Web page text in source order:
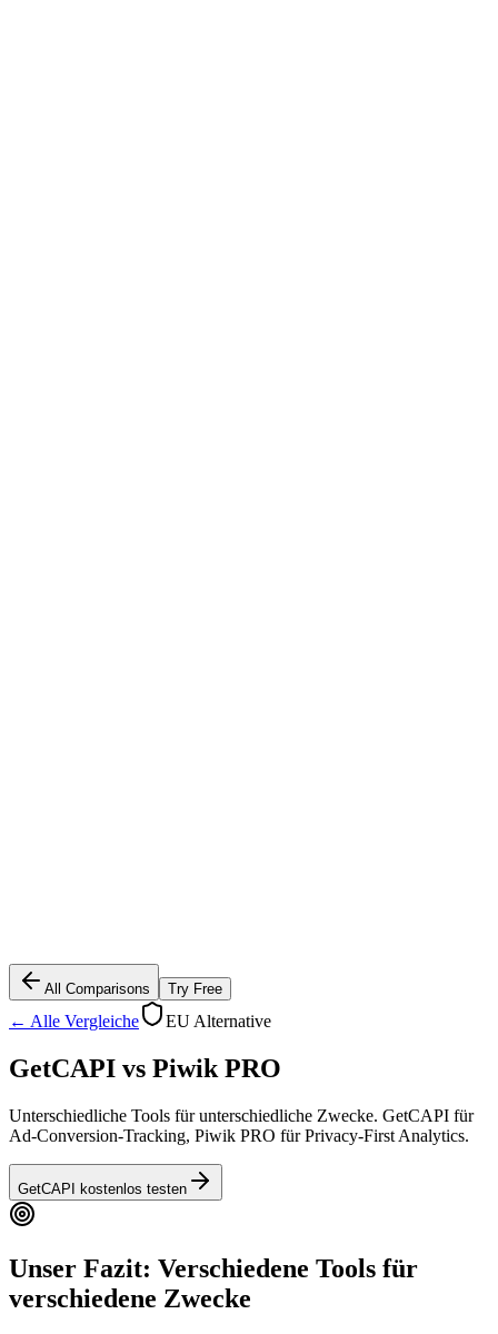
All Comparisons Try Free
← Alle Vergleiche EU Alternative
GetCAPI vs Piwik PRO
Unterschiedliche Tools für unterschiedliche Zwecke. GetCAPI für
Ad-Conversion-Tracking, Piwik PRO für Privacy-First Analytics.
GetCAPI kostenlos testen
Unser Fazit: Verschiedene Tools für
verschiedene Zwecke